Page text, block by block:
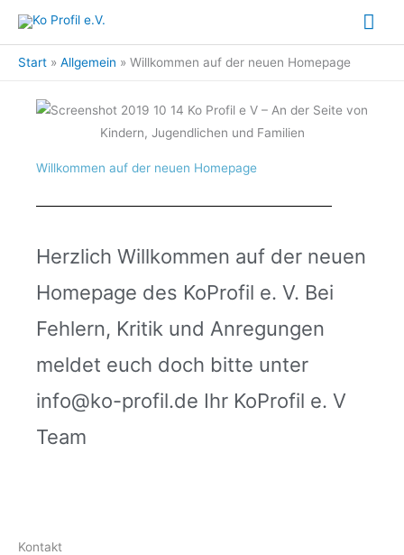
Inhalt
springen
Start Allgemein Willkommen auf der neuen Homepage
Willkommen auf der neuen Homepage
Herzlich Willkommen auf der neuen
Homepage des KoProfil e. V. Bei
Fehlern, Kritik und Anregungen
meldet euch doch bitte unter
info@ko-profil.de Ihr KoProfil e. V
Team
Kontakt